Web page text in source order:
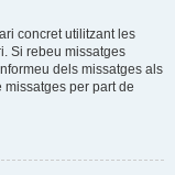
concret utilitzant les
Si rebeu missatges
dels missatges als
per part de